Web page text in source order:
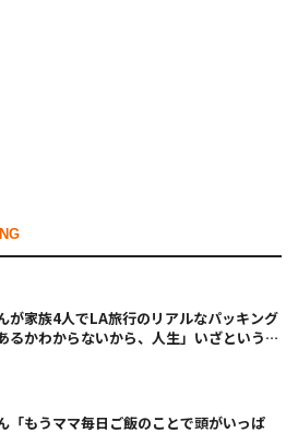
が家族4人でLA旅行のリアルなパッキング
るかわからないから、人生」いざというと
「もうママ毎日ご飯のことで頭がいっぱ